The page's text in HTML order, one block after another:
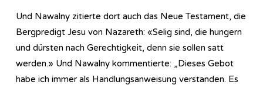
Und Nawalny zitierte dort auch das Neue Testament, die
Bergpredigt Jesu von Nazareth: «Selig sind, die hungern
und dürsten nach Gerechtigkeit, denn sie sollen satt
werden.» Und Nawalny kommentierte: „Dieses Gebot
habe ich immer als Handlungsanweisung verstanden. Es